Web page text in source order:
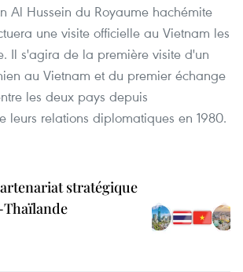
Al Hussein du Royaume hachémite
une visite officielle au Vietnam les
Il s'agira de la première visite d'un
au Vietnam et du premier échange
les deux pays depuis
leurs relations diplomatiques en 1980.
stratégique